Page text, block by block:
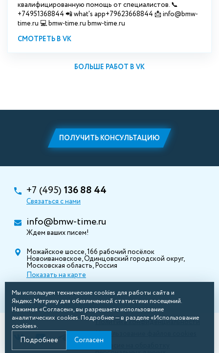
квалифицированную помощь от специалистов. 📞
+74951368844 📲 what's app+79623668844 📩 info@bmw-
time.ru 💻 bmw-time.ru bmw-time.ru
СМОТРЕТЬ В VK
БОЛЬШЕ РАБОТ В VK
ПОЛУЧИТЬ КОНСУЛЬТАЦИЮ
+7 (495) 136 88 44
Связаться с нами
info@bmw-time.ru
Ждем ваших писем!
Можайское шоссе, 166 рабочий посёлок
Новоивановское, Одинцовский городской округ,
Московская область, Россия
Показать на карте
Политика конфиденциальности
Использование файлов cookies
Мы используем технические cookies для работы сайта и
Яндекс.Метрику для обезличенной статистики посещений.
Нажимая «Согласен», вы разрешаете использование
аналитических cookies. Подробнее — в разделе «Использование
cookies».
Подробнее Согласен